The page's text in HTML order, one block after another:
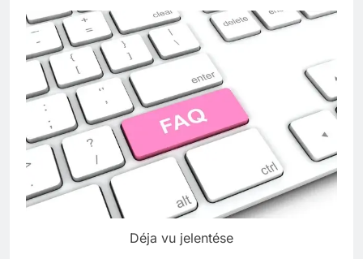
Déja vu jelentése